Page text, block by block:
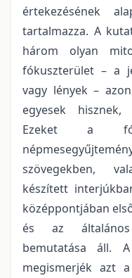
értekezésének
tartalmazza. A
három olyan
fókuszterület – a
vagy lények –
egyesek
Ezeket a
szövegekben,
készített
középpontjában
és az általános
bemutatása áll.
megismerjék azt